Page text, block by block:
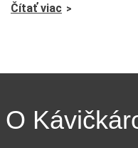
Čítať viac
O